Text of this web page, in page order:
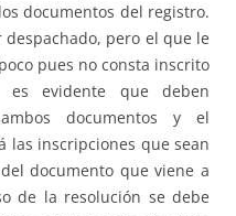
documentos del registro.
pero el que le
pues no consta inscrito
evidente que deben
documentos y el
las inscripciones que sean
documento que viene a
de la resolución se debe